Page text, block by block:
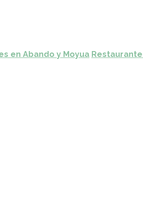
en Abando y Moyua